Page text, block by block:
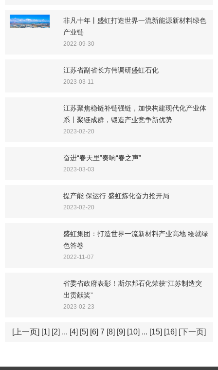
非凡十年丨盛虹打造世界一流新能源新材料绿色
产业链
2022-09-30
江苏省副省长方伟调研盛虹石化
2023-03-11
江苏聚焦稳链补链强链，加快构建现代化产业体
系丨聚链成群，锻造产业竞争新优势
2023-02-20
奋进“春天里”奏响“春之声”
2023-03-03
提产能 保运行 盛虹炼化奋力抢开局
2023-02-20
盛虹集团：打造世界一流新材料产业高地 绘就绿
色答卷
2022-11-07
省委省政府表彰！斯尔邦石化荣获“江苏制造突
出贡献奖”
2023-02-23
[上一页] [1] [2] ... [4] [5] [6] 7 [8] [9] [10] ... [15] [16] [下一页]